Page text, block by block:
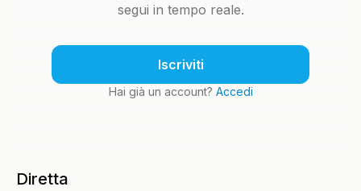
segui in tempo reale.
Iscriviti
Hai già un account? Accedi
Diretta